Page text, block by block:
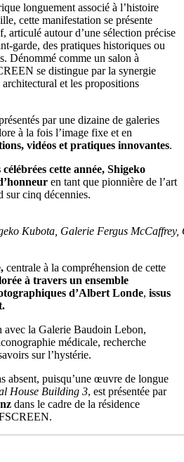
longuement associé à l’histoire
cette manifestation se présente
articulé autour d’une sélection précise
garde, des pratiques historiques ou
Dénommé comme un salon à
se distingue par la synergie
et les propositions
par une dizaine de galeries
à la fois l’image fixe et en
vidéos et pratiques innovantes.
cette année, Shigeko
en tant que pionnière de l’art
sur cinq décennies.
Kubota, Galerie Fergus
centrale à la compréhension de cette
à travers un ensemble
d’Albert Londe, issus
avec la Galerie Baudoin Lebon,
médicale, recherche
sur l’hystérie.
absent, puisqu’une œuvre de longue
House Building 3, est présentée par
dans le cadre de la résidence